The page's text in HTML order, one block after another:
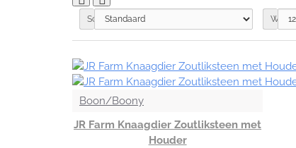
Sorteren op:
Boon/Boony
JR Farm Knaagdier Zoutliksteen met
Houder